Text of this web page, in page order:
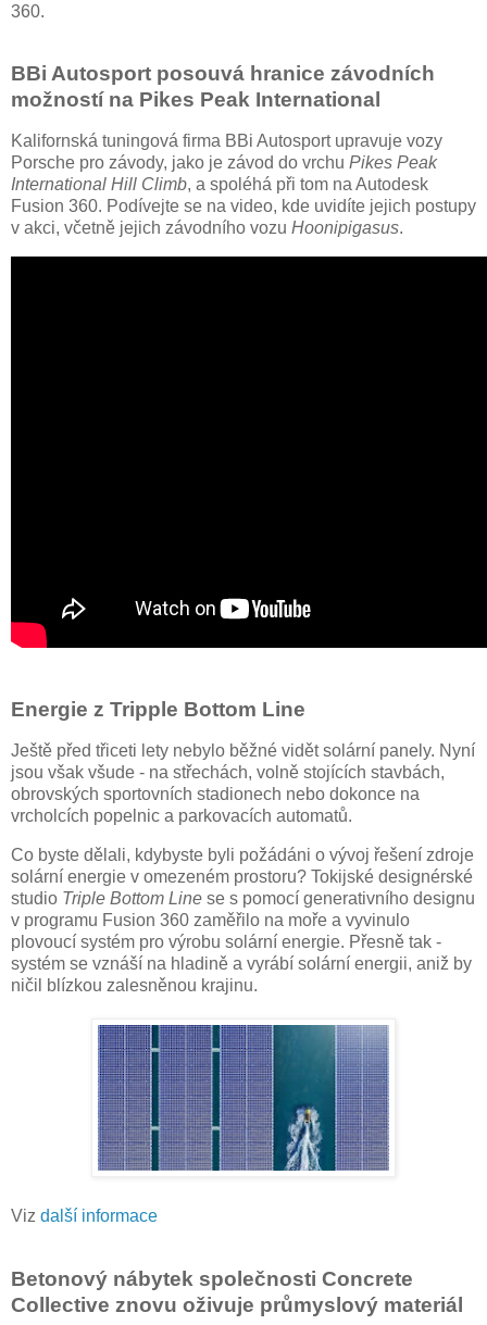
360.
BBi Autosport posouvá hranice závodních
možností na Pikes Peak International
Kalifornská tuningová firma BBi Autosport upravuje vozy
Porsche pro závody, jako je závod do vrchu Pikes Peak
International Hill Climb, a spoléhá při tom na Autodesk
Fusion 360. Podívejte se na video, kde uvidíte jejich postupy
v akci, včetně jejich závodního vozu Hoonipigasus.
Energie z Tripple Bottom Line
Ještě před třiceti lety nebylo běžné vidět solární panely. Nyní
jsou však všude - na střechách, volně stojících stavbách,
obrovských sportovních stadionech nebo dokonce na
vrcholcích popelnic a parkovacích automatů.
Co byste dělali, kdybyste byli požádáni o vývoj řešení zdroje
solární energie v omezeném prostoru? Tokijské designérské
studio Triple Bottom Line se s pomocí generativního designu
v programu Fusion 360 zaměřilo na moře a vyvinulo
plovoucí systém pro výrobu solární energie. Přesně tak -
systém se vznáší na hladině a vyrábí solární energii, aniž by
ničil blízkou zalesněnou krajinu.
Viz další informace
Betonový nábytek společnosti Concrete
Collective znovu oživuje průmyslový materiál